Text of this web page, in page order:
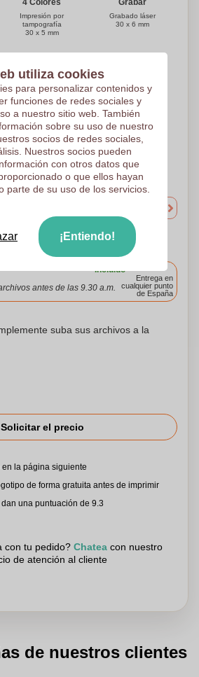
4 Colores
Impresión por
tampografía
30 x 5 mm
Grabar
Grabado láser
30 x 6 mm
ayuda? Ayúdame a elegir
envío
Incluido
antes de las 9.30 a.m.
Entrega en
cualquier punto
de España
suba sus archivos a la
Solicitar el precio
la página siguiente
de forma gratuita antes de imprimir
una puntuación de 9.3
con tu pedido? Chateacon nuestro
de atención al cliente
de nuestros clientes
utiliza cookies
para personalizar contenidos y
funciones de redes sociales y
a nuestro sitio web. También
sobre su uso de nuestro
socios de redes sociales,
Nuestros socios pueden
con otros datos que
o que ellos hayan
parte de su uso de los servicios.
¡Entiendo!